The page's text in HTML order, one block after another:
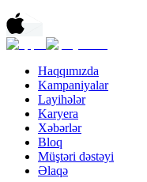
Haqqımızda
Kampaniyalar
Layihələr
Karyera
Xəbərlər
Bloq
Müştəri dəstəyi
Əlaqə